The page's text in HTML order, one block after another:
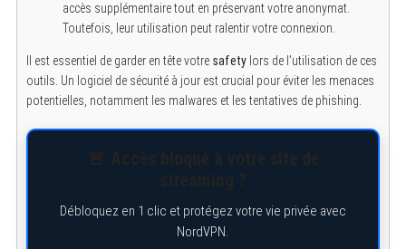
accès supplémentaire tout en préservant votre anonymat.
Toutefois, leur utilisation peut ralentir votre connexion.
Il est essentiel de garder en tête votre safetylors de l’utilisation de ces
outils. Un logiciel de sécurité à jour est crucial pour éviter les menaces
potentielles, notamment les malwares et les tentatives de phishing.
Débloquez en 1 clic et protégez votre vie privée avec
NordVPN.